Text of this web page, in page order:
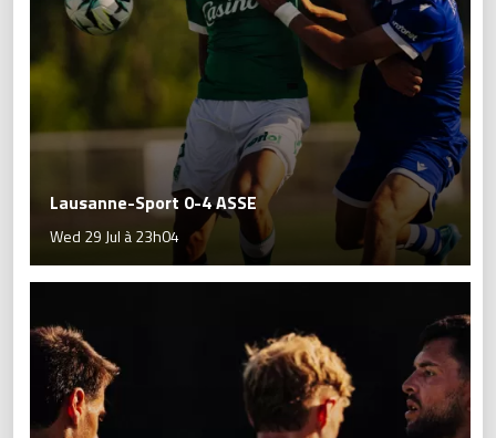
Lausanne-Sport 0-4 ASSE
Wed 29 Jul à 23h04